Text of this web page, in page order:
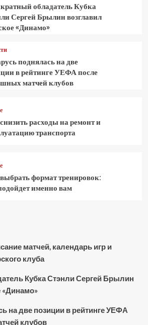
обладатель Кубка
Сергей Брылин возглавил
«Динамо»
поднялась на две
в рейтинге УЕФА после
матчей клубов
расходы на ремонт и
транспорта
формат тренировок:
именно вам
матчей, календарь игр и
клуба
Кубка Стэнли Сергей Брылин
«Динамо»
на две позиции в рейтинге УЕФА
клубов